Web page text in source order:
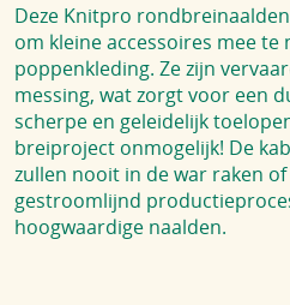
Deze Knitpro
om kleine accessoires mee te
poppenkleding. Ze zijn
messing, wat zorgt voor een
scherpe en geleidelijk
breiproject onmogelijk! De
zullen nooit in de war raken
gestroomlijnd
hoogwaardige naalden.